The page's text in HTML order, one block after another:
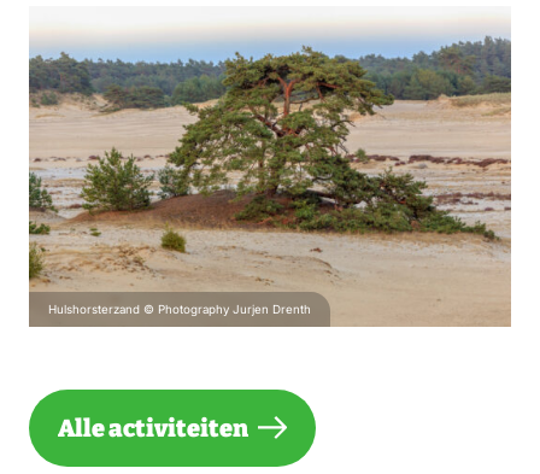
Hulshorsterzand © Photography Jurjen Drenth
Alle activiteiten